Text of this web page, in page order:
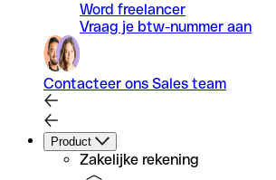
Word freelancer
Vraag je btw-nummer aan
Contacteer ons Sales team
Product
Zakelijke rekening